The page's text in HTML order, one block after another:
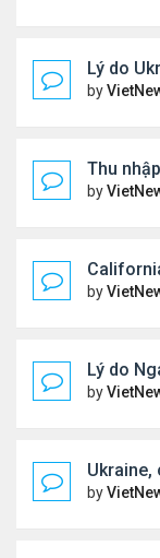
Lý do
by
Thu
by
by
Lý do
by
Ukraine,
by